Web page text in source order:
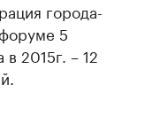
города-
5
2015г. – 12